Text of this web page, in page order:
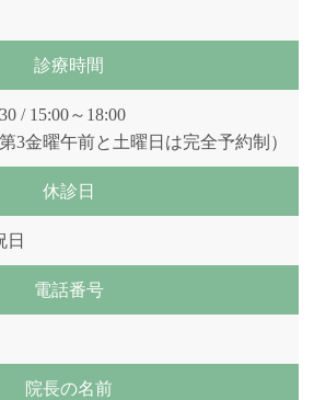
診療時間
/ 15:00～18:00
3金曜午前と土曜日は完全予約制）
休診日
日
電話番号
院長の名前